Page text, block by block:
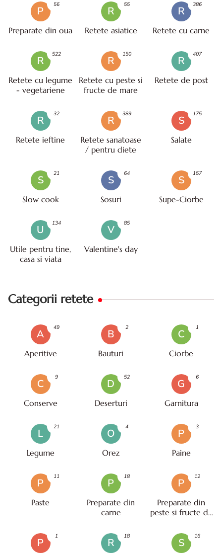
P
Preparate din oua
56
R
Retete asiatice
55
R
Retete cu carne
386
R
Retete cu legume
- vegetariene
522
R
Retete cu peste si
fructe de mare
150
R
Retete de post
407
R
Retete ieftine
32
R
Retete sanatoase
/ pentru diete
389
S
Salate
175
S
Slow cook
21
S
Sosuri
64
S
Supe-Ciorbe
157
U
Utile pentru tine,
casa si viata
134
V
Valentine's day
85
Categorii retete
A
Aperitive
49
B
Bauturi
2
C
Ciorbe
1
C
Conserve
9
D
Deserturi
52
G
Garnitura
6
L
Legume
21
O
Orez
4
P
Paine
3
P
Paste
11
P
Preparate din
carne
18
P
Preparate din
peste si fructe de
12
P
1
R
18
S
16